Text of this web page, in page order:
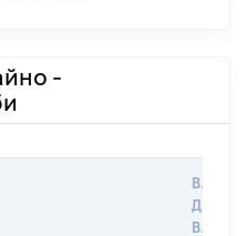
-
ДАТУ